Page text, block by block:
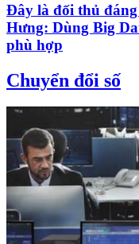
Đây là đối thủ
Hưng: Dùng Big
phù hợp
Chuyển đổi số